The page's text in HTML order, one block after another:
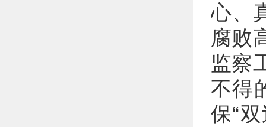
心、
腐败
监察
不得
保“